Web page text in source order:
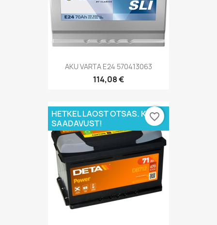
AKU VARTA E24 570413063
114,08 €
HETKEL LAOST OTSAS. KÜSI
SAADAVUST!
favorite_border